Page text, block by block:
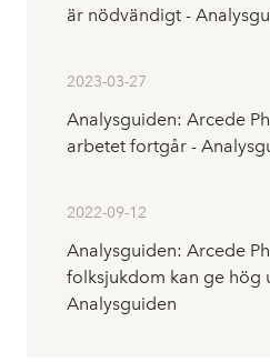
är nödvändigt -
2023-03-27
Analysguiden: Arcede
arbetet fortgår -
2022-09-12
Analysguiden: Arcede
folksjukdom kan ge hög
Analysguiden